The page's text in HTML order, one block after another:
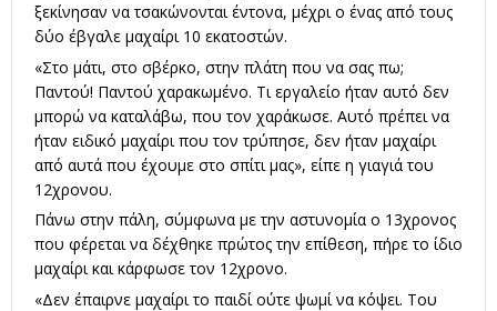
ξεκίνησαν να τσακώνονται έντονα, μέχρι ο ένας από τους
δύο έβγαλε μαχαίρι 10 εκατοστών.
«Στο μάτι, στο σβέρκο, στην πλάτη που να σας πω;
Παντού! Παντού χαρακωμένο. Τι εργαλείο ήταν αυτό δεν
μπορώ να καταλάβω, που τον χαράκωσε. Αυτό πρέπει να
ήταν ειδικό μαχαίρι που τον τρύπησε, δεν ήταν μαχαίρι
από αυτά που έχουμε στο σπίτι μας», είπε η γιαγιά του
12χρονου.
Πάνω στην πάλη, σύμφωνα με την αστυνομία ο 13χρονος
που φέρεται να δέχθηκε πρώτος την επίθεση, πήρε το ίδιο
μαχαίρι και κάρφωσε τον 12χρονο.
«Δεν έπαιρνε μαχαίρι το παιδί ούτε ψωμί να κόψει. Του